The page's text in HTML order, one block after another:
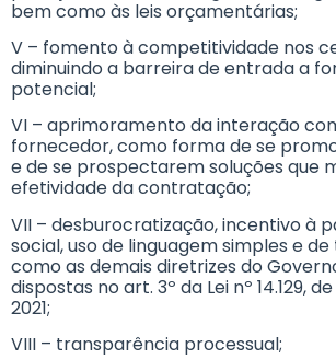
bem como às leis orçamentárias;
V – fomento à competitividade nos
diminuindo a barreira de entrada a
potencial;
VI – aprimoramento da interação
fornecedor, como forma de se
e de se prospectarem soluções que
efetividade da contratação;
VII – desburocratização, incentivo à
social, uso de linguagem simples e
como as demais diretrizes do
dispostas no art. 3º da Lei nº 14.129,
2021;
VIII – transparência processual;